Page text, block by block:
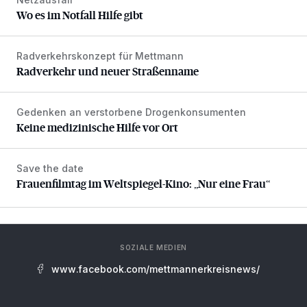
Wo es im Notfall Hilfe gibt
Radverkehr und neuer Straßenname
Radverkehrskonzept für Mettmann
Radverkehr und neuer Straßenname
Keine medizinische Hilfe vor Ort
Gedenken an verstorbene Drogenkonsumenten
Keine medizinische Hilfe vor Ort
Frauenfilmtag im Weltspiegel-Kino: „Nur eine Frau“
Save the date
Frauenfilmtag im Weltspiegel-Kino: „Nur eine Frau“
SOZIALE MEDIEN
www.facebook.com/mettmannerkreisnews/